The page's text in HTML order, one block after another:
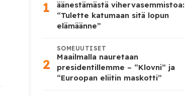
1
äänestämästä vihervasemmistoa:
“Tulette katumaan sitä lopun
elämäänne”
2
SOMEUUTISET
Maailmalla nauretaan
presidentillemme – “Klovni” ja
“Euroopan eliitin maskotti”